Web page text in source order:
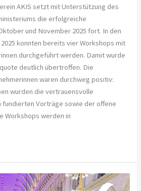
AKIS setzt mit Unterstützung des
die erfolgreiche
und November 2025 fort. In den
konnten bereits vier Workshops mit
durchgeführt werden. Damit wurde
deutlich übertroffen. Die
waren durchweg positiv:
wurden die vertrauensvolle
fundierten Vorträge sowie der offene
Workshops werden in